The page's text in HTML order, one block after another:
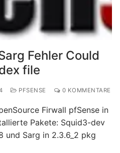
Fehler Could
file
PFSENSE 0 KOMMENTARE
Firwall pfSense in
Pakete: Squid3-dev
und Sarg in 2.3.6_2 pkg